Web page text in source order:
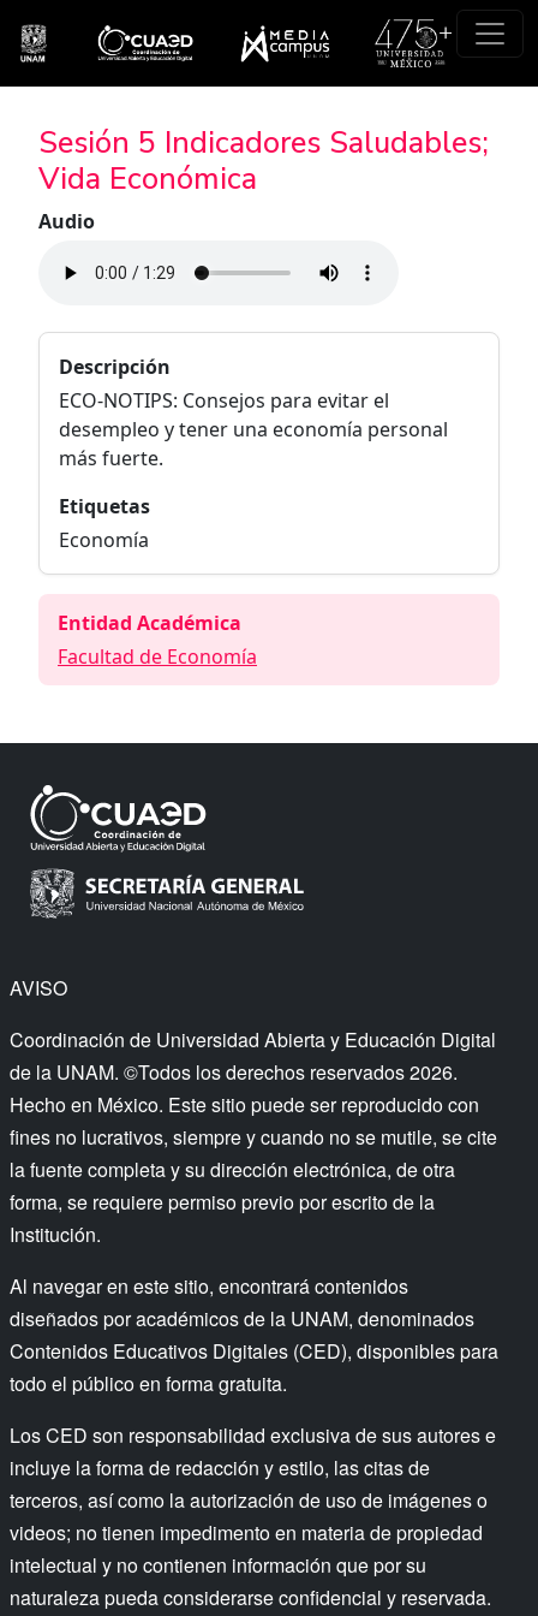
Sesión 5 Indicadores Saludables;
Vida Económica
Audio
Descripción
ECO-NOTIPS: Consejos para evitar el
desempleo y tener una economía personal
más fuerte.
Etiquetas
Economía
Entidad Académica
Facultad de Economía
AVISO
Coordinación de Universidad Abierta y Educación Digital
de la UNAM. ©Todos los derechos reservados 2026.
Hecho en México. Este sitio puede ser reproducido con
fines no lucrativos, siempre y cuando no se mutile, se cite
la fuente completa y su dirección electrónica, de otra
forma, se requiere permiso previo por escrito de la
Institución.
Al navegar en este sitio, encontrará contenidos
diseñados por académicos de la UNAM, denominados
Contenidos Educativos Digitales (CED), disponibles para
todo el público en forma gratuita.
Los CED son responsabilidad exclusiva de sus autores e
incluye la forma de redacción y estilo, las citas de
terceros, así como la autorización de uso de imágenes o
videos; no tienen impedimento en materia de propiedad
intelectual y no contienen información que por su
naturaleza pueda considerarse confidencial y reservada.